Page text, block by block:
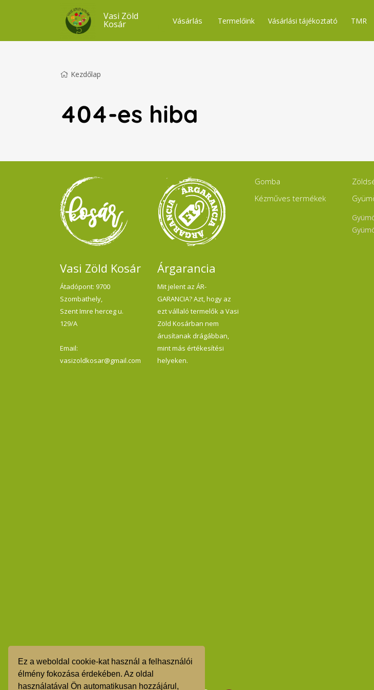
Ez a weboldal cookie-kat használ a felhasználói
élmény fokozása érdekében. Az oldal
használatával Ön automatikusan hozzájárul,
Vasi Zöld
Kosár Vásárlás Termelőink Vásárlási tájékoztató TMR
Kezdőlap
404-es hiba
Vasi Zöld Kosár
Átadópont: 9700
Szombathely,
Szent Imre herceg u.
129/A
Email:
vasizoldkosar@gmail.com
Árgarancia
Mit jelent az ÁR-
GARANCIA? Azt, hogy az
ezt vállaló termelők a Vasi
Zöld Kosárban nem
árusítanak drágábban,
mint más értékesítési
helyeken.
Gomba
Kézműves termékek